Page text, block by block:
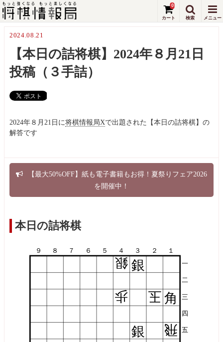
0
2024.08.21
【本日の詰将棋】2024年８月21日
投稿（３手詰）
2024年８月21日に将棋情報局Xで出題された【本日の詰将棋】の
解答です
【最大50%OFF】紙も電子書籍もお得！夏祭りフェア2026
を開催中！
本日の詰将棋
９
一
８
二
７
三
６
四
５
五
４ ３ ２ １
銀 銀
歩 玉 角
銀 飛